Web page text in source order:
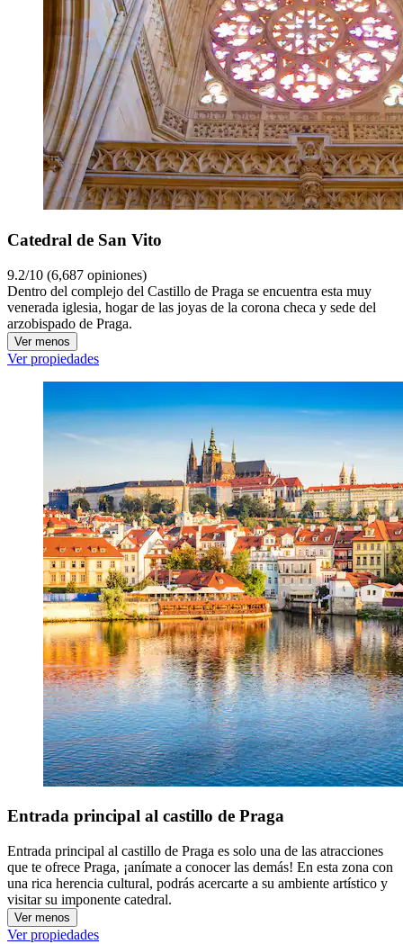
Catedral de San Vito
9.2/10 (6,687 opiniones)
Dentro del complejo del Castillo de Praga se encuentra esta muy
venerada iglesia, hogar de las joyas de la corona checa y sede del
arzobispado de Praga.
Ver menos
Ver propiedades
Entrada principal al castillo de Praga
Entrada principal al castillo de Praga es solo una de las atracciones
que te ofrece Praga, ¡anímate a conocer las demás! En esta zona con
una rica herencia cultural, podrás acercarte a su ambiente artístico y
visitar su imponente catedral.
Ver menos
Ver propiedades